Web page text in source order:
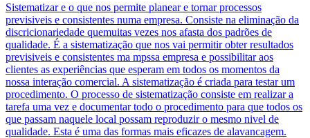
Sistematizar e o que nos permite planear e tornar processos
previsiveis e consistentes numa empresa. Consiste na eliminação da
discricionariedade quemuitas vezes nos afasta dos padrões de
qualidade. É a sistematização que nos vai permitir obter resultados
previsiveis e consistentes ma mpssa empresa e possibilitar aos
clientes as experiências que esperam em todos os momentos da
nossa interação comercial. A sistematização é criada para testar um
procedimento. O processo de sistematização consiste em realizar a
tarefa uma vez e documentar todo o procedimento para que todos os
que passam naquele local possam reproduzir o mesmo nivel de
qualidade. Esta é uma das formas mais eficazes de alavancagem.